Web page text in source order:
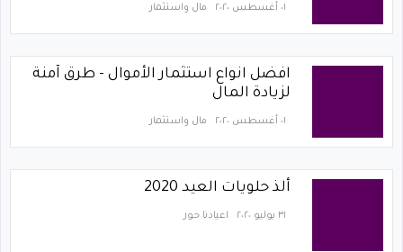
٠١ أغسطس ٢٠٢٠ مال واستثمار
افضل انواع استثمار الأموال - طرق آمنة
لزيادة المال
٠١ أغسطس ٢٠٢٠ مال واستثمار
ألذ حلويات العيد 2020
٣١ يوليو ٢٠٢٠ اعيادنا حور